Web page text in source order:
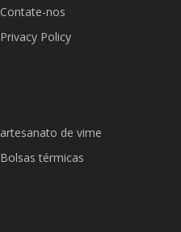
Contate-nos
Privacy Policy
artesanato de vime
Bolsas térmicas